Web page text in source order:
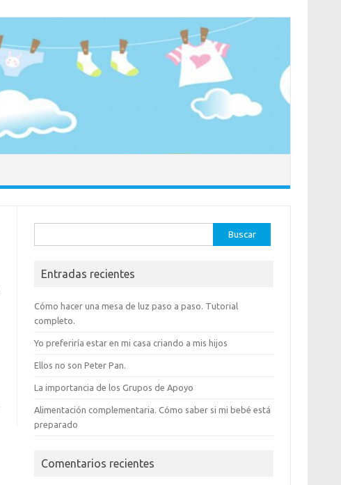
Entradas recientes
Cómo hacer una mesa de luz paso a paso. Tutorial
completo.
Yo preferiría estar en mi casa criando a mis hijos
Ellos no son Peter Pan.
La importancia de los Grupos de Apoyo
Alimentación complementaria. Cómo saber si mi bebé está
preparado
Comentarios recientes